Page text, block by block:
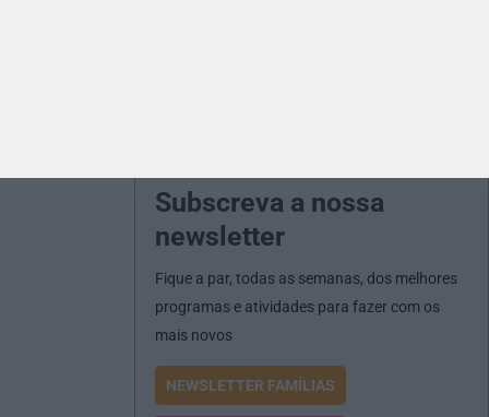
Subscreva a nossa
newsletter
Fique a par, todas as semanas, dos melhores
programas e atividades para fazer com os
mais novos
NEWSLETTER FAMÍLIAS